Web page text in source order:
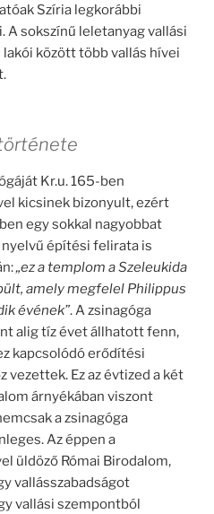
Szíria legkorábbi
sokszínű leletanyag vallási
között több vallás hívei
Kr.u. 165-ben
kicsinek bizonyult, ezért
egy sokkal nagyobbat
építési felirata is
„ez a templom a Szeleukida
amely megfelel Philippus
évének”. A zsinagóga
alig tíz évet állhatott fenn,
kapcsolódó erődítési
vezettek. Ez az évtized a két
árnyékában viszont
a zsinagóga
Az éppen a
üldöző Római Birodalom,
vallásszabadságot
vallási szempontból